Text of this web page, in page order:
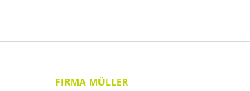
FIRMA MÜLLER